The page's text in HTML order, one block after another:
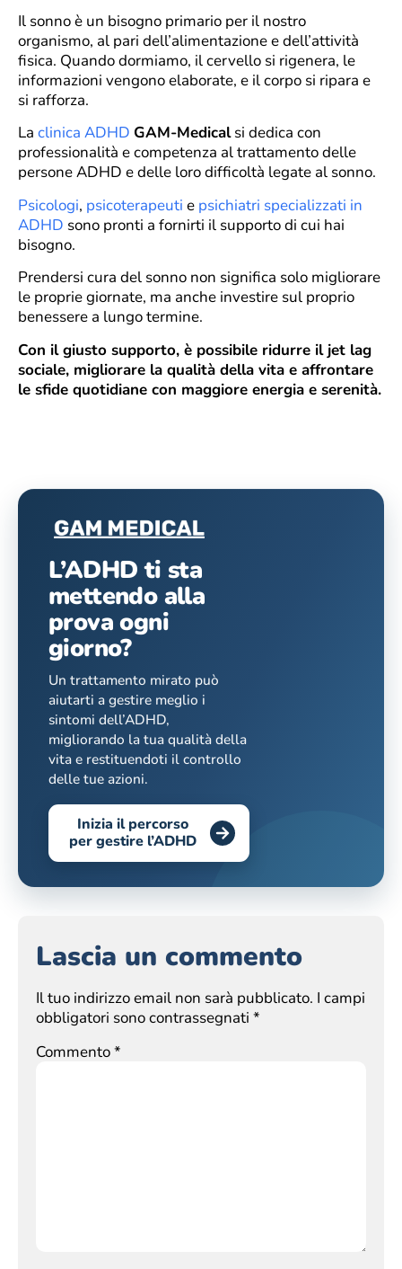
Il sonno è un bisogno primario per il nostro
organismo, al pari dell’alimentazione e dell’attività
fisica. Quando dormiamo, il cervello si rigenera, le
informazioni vengono elaborate, e il corpo si ripara e
si rafforza.
La clinica ADHD GAM-Medicalsi dedica con
professionalità e competenza al trattamento delle
persone ADHD e delle loro difficoltà legate al sonno.
Psicologi, psicoterapeuti e psichiatri specializzati in
ADHD sono pronti a fornirti il supporto di cui hai
bisogno.
Prendersi cura del sonno non significa solo migliorare
le proprie giornate, ma anche investire sul proprio
benessere a lungo termine.
Con il giusto supporto, è possibile ridurre il jet lag
sociale, migliorare la qualità della vita e affrontare
le sfide quotidiane con maggiore energia e serenità.
L’ADHD ti sta
mettendo alla
prova ogni
giorno?
Un trattamento mirato può
aiutarti a gestire meglio i
sintomi dell’ADHD,
migliorando la tua qualità della
vita e restituendoti il controllo
delle tue azioni.
Inizia il percorso
per gestire l’ADHD
Lascia un commento
Il tuo indirizzo email non sarà pubblicato. I campi
obbligatori sono contrassegnati *
Commento*